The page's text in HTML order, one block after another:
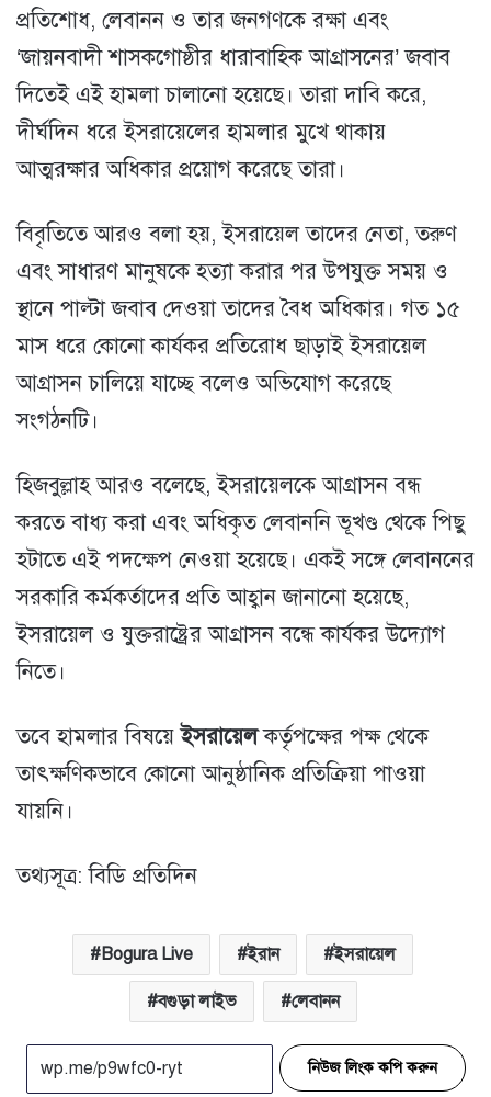
প্রতিশোধ, লেবানন ও তার জনগণকে রক্ষা এবং
‘জায়নবাদী শাসকগোষ্ঠীর ধারাবাহিক আগ্রাসনের’ জবাব
দিতেই এই হামলা চালানো হয়েছে। তারা দাবি করে,
দীর্ঘদিন ধরে ইসরায়েলের হামলার মুখে থাকায়
আত্মরক্ষার অধিকার প্রয়োগ করেছে তারা।
বিবৃতিতে আরও বলা হয়, ইসরায়েল তাদের নেতা, তরুণ
এবং সাধারণ মানুষকে হত্যা করার পর উপযুক্ত সময় ও
স্থানে পাল্টা জবাব দেওয়া তাদের বৈধ অধিকার। গত ১৫
মাস ধরে কোনো কার্যকর প্রতিরোধ ছাড়াই ইসরায়েল
আগ্রাসন চালিয়ে যাচ্ছে বলেও অভিযোগ করেছে
সংগঠনটি।
হিজবুল্লাহ আরও বলেছে, ইসরায়েলকে আগ্রাসন বন্ধ
করতে বাধ্য করা এবং অধিকৃত লেবাননি ভূখণ্ড থেকে পিছু
হটাতে এই পদক্ষেপ নেওয়া হয়েছে। একই সঙ্গে লেবাননের
সরকারি কর্মকর্তাদের প্রতি আহ্বান জানানো হয়েছে,
ইসরায়েল ও যুক্তরাষ্ট্রের আগ্রাসন বন্ধে কার্যকর উদ্যোগ
নিতে।
তবে হামলার বিষয়েইসরায়েলকর্তৃপক্ষের পক্ষ থেকে
তাৎক্ষণিকভাবে কোনো আনুষ্ঠানিক প্রতিক্রিয়া পাওয়া
যায়নি।
তথ্যসূত্র: বিডি প্রতিদিন
Bogura Live ইরান ইসরায়েল
বগুড়া লাইভ লেবানন
নিউজ লিংক কপি করুন